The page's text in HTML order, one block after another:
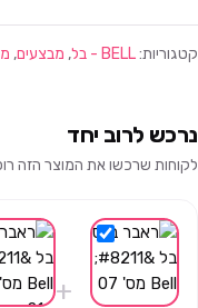
קטגוריות:BELL - בל , מבצעים,
נרכש לרוב יחד
לקוחות שרכשו את המוצר הזה
+